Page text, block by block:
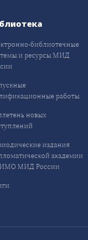
библиотечные
и ресурсы МИД
работы
новых
издания
академии
МИД России